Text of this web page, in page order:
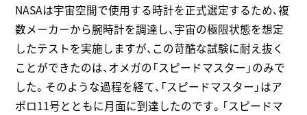
NASAは宇宙空間で使用する時計を正式選定するため、複
数メーカーから腕時計を調達し、宇宙の極限状態を想定
したテストを実施しますが、この苛酷な試験に耐え抜く
ことができたのは、オメガの「スピードマスター」のみで
した。そのような過程を経て、「スピードマスター」はア
ポロ11号とともに月面に到達したのです。「スピードマ